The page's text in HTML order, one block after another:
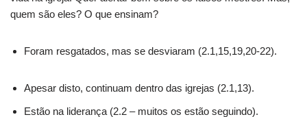
quem são eles? O que ensinam?
Foram resgatados, mas se desviaram (2.1,15,19,20-22).
Apesar disto, continuam dentro das igrejas (2.1,13).
Estão na liderança (2.2 – muitos os estão seguindo).